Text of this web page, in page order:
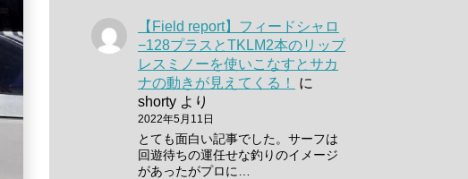
【Field report】フィードシャロ
−128プラスとTKLM2本のリップ
レスミノーを使いこなすとサカ
ナの動きが見えてくる！
に
shorty より
2022年5月11日
とても面白い記事でした。サーフは
回遊待ちの運任せな釣りのイメージ
があったがプロに…